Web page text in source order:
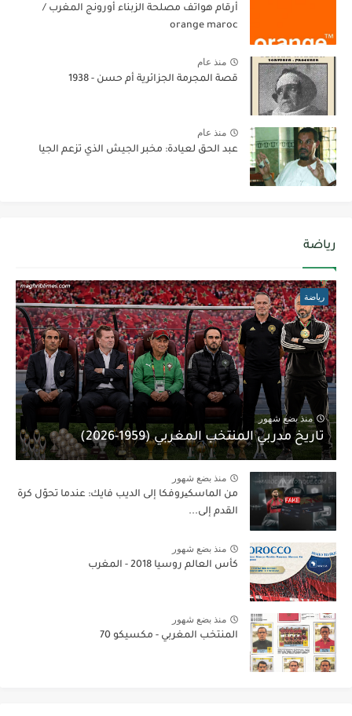
أرقام هواتف مصلحة الزبناء أورونج المغرب /
orange maroc
منذ عام
قصة المجرمة الجزائرية أم حسن - 1938
منذ عام
عبد الحق لعيادة: مخبر الجيش الذي تزعم الجيا
رياضة
رياضة
منذ بضع شهور
تاريخ مدربي المنتخب المغربي (1959-2026)
منذ بضع شهور
من الماسكیروفكا إلى الديب فايك: عندما تحوّل كرة
القدم إلى...
منذ بضع شهور
كأس العالم روسيا 2018 - المغرب
منذ بضع شهور
المنتخب المغربي - مكسيكو 70